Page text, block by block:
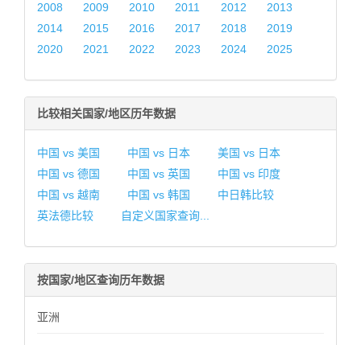
2008
2009 2010 2011 2012
2013
2014
2015 2016 2017 2018
2019
2020
2021 2022 2023 2024 2025
比较相关国家/地区历年数据
中国 vs 美国 中国 vs 日本
美国 vs 日本
中国 vs 德国
中国 vs 英国
中国 vs 印度
中国 vs 越南
中国 vs 韩国
中日韩比较
英法德比较
自定义国家查询...
按国家/地区查询历年数据
亚洲